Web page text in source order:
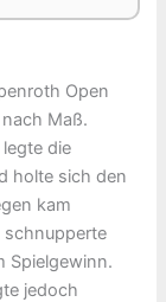
Open
Maß.
die
holte sich den
kam
schnupperte
Spielgewinn.
jedoch